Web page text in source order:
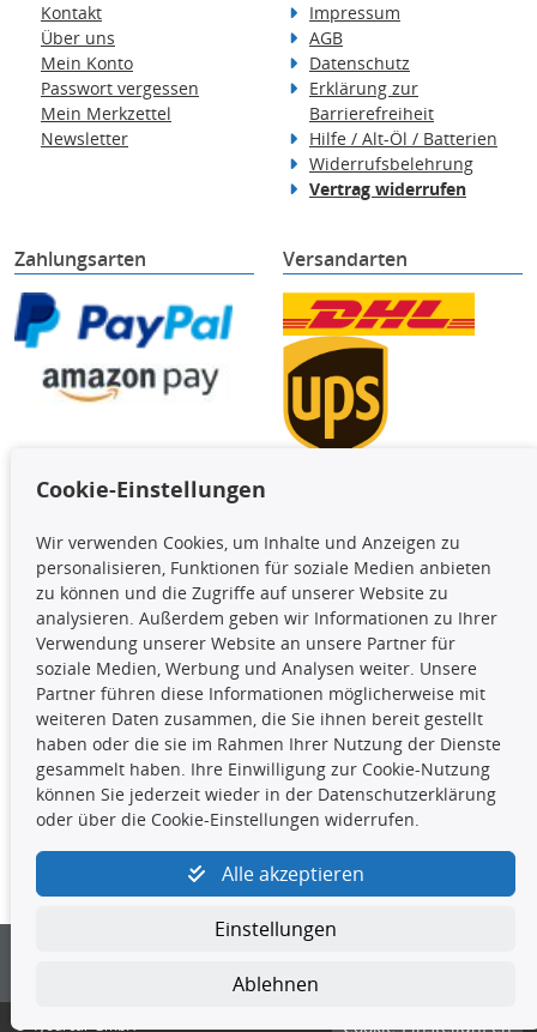
Kontakt
Über uns
Mein Konto
Passwort vergessen
Mein Merkzettel
Newsletter
Impressum
AGB
Datenschutz
Erklärung zur
Barrierefreiheit
Hilfe / Alt-Öl / Batterien
Widerrufsbelehrung
Vertrag widerrufen
Zahlungsarten Versandarten
Die hier angezeigten Daten,
insbesondere die gesamte Datenbank,
dürfen nicht kopiert werden. Es ist zu
unterlassen, die Daten oder die gesamte Datenbank ohne
vorherige Zustimmung TecDocs zu vervielfältigen, zu
verbreiten und/oder diese Handlungen durch Dritte ausführen
zu lassen. Ein Zuwiderhandeln stellt eine
Urheberrechtsverletzung dar und wird verfolgt.
Kontakt
4yourcar GmbH | Avidesweg 1 | 27386 Hemsbünde |
kundenservice@4yourcar.de
© 4yourcar GmbH Cookie-Einstellungen
Cookie-Einstellungen
Wir verwenden Cookies, um Inhalte und Anzeigen zu
personalisieren, Funktionen für soziale Medien anbieten
zu können und die Zugriffe auf unserer Website zu
analysieren. Außerdem geben wir Informationen zu Ihrer
Verwendung unserer Website an unsere Partner für
soziale Medien, Werbung und Analysen weiter. Unsere
Partner führen diese Informationen möglicherweise mit
weiteren Daten zusammen, die Sie ihnen bereit gestellt
haben oder die sie im Rahmen Ihrer Nutzung der Dienste
gesammelt haben. Ihre Einwilligung zur Cookie-Nutzung
können Sie jederzeit wieder in der Datenschutzerklärung
oder über die Cookie-Einstellungen widerrufen.
Alle akzeptieren
Einstellungen
Ablehnen